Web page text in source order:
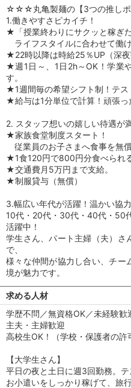
☆☆☆丸亀製麺の【3つの推しポ
1.働きやすさピカイチ！
★「授業終わりにサクッと稼ぎ
ライフスタイルに合わせて働
★22時以降は時給25％UP（深夜
★週1日～、1日2h～OK！学業
す。
★1週間毎の希望シフト制！テス
★給与は1分単位で計算！頑張っ
2. スタッフ想いの嬉しい待遇が
★家族食堂制度スタート！
従業員のお子さまへ食事を無
★1食120円で800円分食べられ
★交通費月5万円まで支給。
★制服貸与（無償）
3.幅広い年代が活躍！温かい協力
10代・20代・30代・40代・50
活躍中！
学生さん、パート主婦（夫）さ
で、
様々な仲間が協力し合い、チー
境が魅力です。
求める人材
学歴不問／無資格OK／未経験歓
主夫・主婦歓迎
高校生OK！（学校・保護者の許
【大学生さん】
平日の夜と土日に週3回勤務。テ
お小遣いをしっかり稼げて、旅